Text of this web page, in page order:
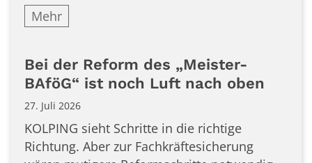
Mehr
Bei der Reform des „Meister-
BAföG“ ist noch Luft nach oben
27. Juli 2026
KOLPING sieht Schritte in die richtige
Richtung. Aber zur Fachkräftesicherung